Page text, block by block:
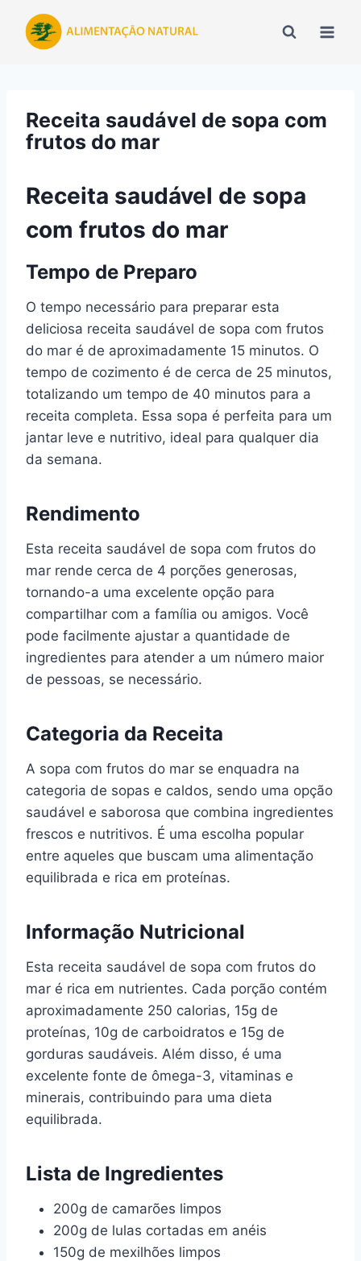
para
Receita saudável de sopa com
frutos do mar
Receita saudável de sopa
com frutos do mar
Tempo de Preparo
O tempo necessário para preparar esta
deliciosa receita saudável de sopa com frutos
do mar é de aproximadamente 15 minutos. O
tempo de cozimento é de cerca de 25 minutos,
totalizando um tempo de 40 minutos para a
receita completa. Essa sopa é perfeita para um
jantar leve e nutritivo, ideal para qualquer dia
da semana.
Rendimento
Esta receita saudável de sopa com frutos do
mar rende cerca de 4 porções generosas,
tornando-a uma excelente opção para
compartilhar com a família ou amigos. Você
pode facilmente ajustar a quantidade de
ingredientes para atender a um número maior
de pessoas, se necessário.
Categoria da Receita
A sopa com frutos do mar se enquadra na
categoria de sopas e caldos, sendo uma opção
saudável e saborosa que combina ingredientes
frescos e nutritivos. É uma escolha popular
entre aqueles que buscam uma alimentação
equilibrada e rica em proteínas.
Informação Nutricional
Esta receita saudável de sopa com frutos do
mar é rica em nutrientes. Cada porção contém
aproximadamente 250 calorias, 15g de
proteínas, 10g de carboidratos e 15g de
gorduras saudáveis. Além disso, é uma
excelente fonte de ômega-3, vitaminas e
minerais, contribuindo para uma dieta
equilibrada.
Lista de Ingredientes
200g de camarões limpos
200g de lulas cortadas em anéis
150g de mexilhões limpos